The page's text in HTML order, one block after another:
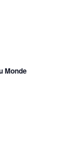
Monde